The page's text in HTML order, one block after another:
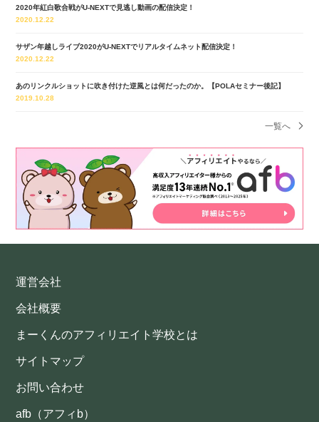
2020年紅白歌合戦がU-NEXTで見逃し動画の配信決定！
2020.12.22
サザン年越しライブ2020がU-NEXTでリアルタイムネット配信決定！
2020.12.22
あのリンクルショットに吹き付けた逆風とは何だったのか。【POLAセミナー後記】
2019.10.28
一覧へ
運営会社
会社概要
まーくんのアフィリエイト学校とは
サイトマップ
お問い合わせ
afb（アフィb）